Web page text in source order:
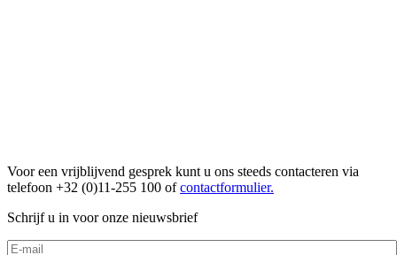
Voor een vrijblijvend gesprek kunt u ons steeds contacteren via
telefoon +32 (0)11-255 100 ofcontactformulier.
Schrijf u in voor onze nieuwsbrief